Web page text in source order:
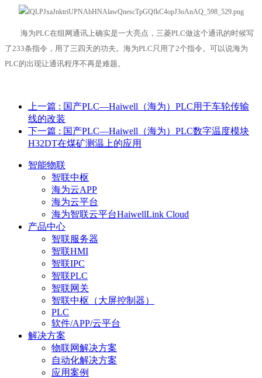
海为PLC在组网通讯上确实是一大亮点，三菱PLC做这个通讯的时候写
了233条指令，用了三四天的功夫。海为PLC只用了2个指令。可以说海为
PLC的出现让通讯程序不再是难题。
上一篇 : 国产PLC—Haiwell（海为）PLC用于车轮传输
线的改装
下一篇 : 国产PLC—Haiwell（海为）PLC数字温度模块
H32DT在煤矿测温上的应用
智能物联
智联中枢
海为云APP
海为云平台
海为智联云平台HaiwellLink Cloud
产品中心
智联服务器
智联HMI
智联IPC
智联PLC
智联网关
智联中枢（大屏控制器）
PLC
软件/APP/云平台
解决方案
物联网解决方案
自动化解决方案
应用案例